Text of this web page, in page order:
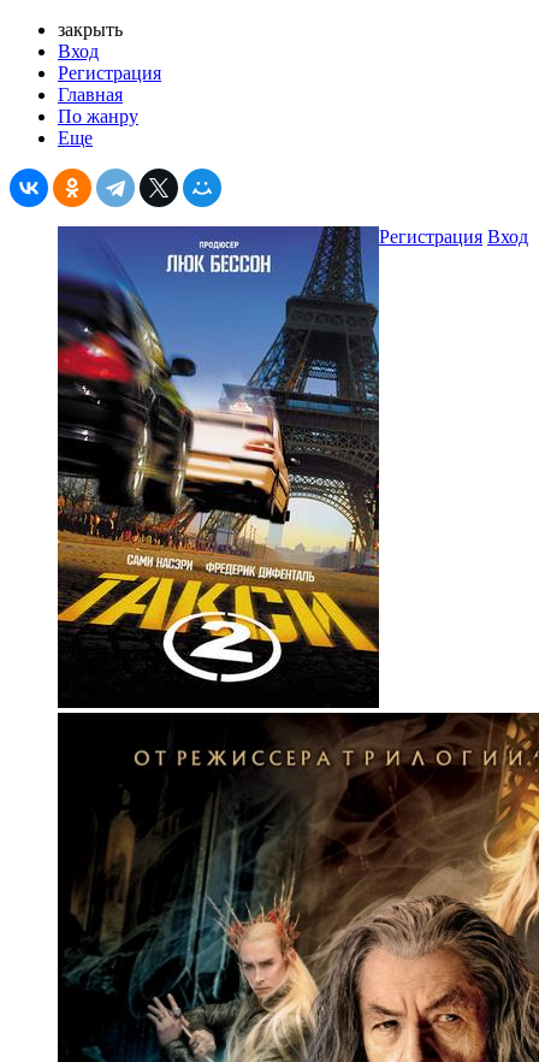
закрыть
Вход
Регистрация
Главная
По жанру
Еще
Регистрация Вход